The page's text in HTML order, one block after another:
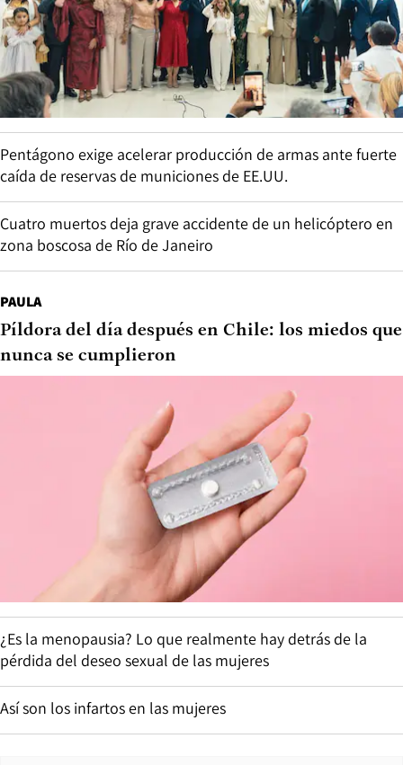
Pentágono exige acelerar producción de armas ante fuerte
caída de reservas de municiones de EE.UU.
Cuatro muertos deja grave accidente de un helicóptero en
zona boscosa de Río de Janeiro
PAULA
Píldora del día después en Chile: los miedos que
nunca se cumplieron
¿Es la menopausia? Lo que realmente hay detrás de la
pérdida del deseo sexual de las mujeres
Así son los infartos en las mujeres